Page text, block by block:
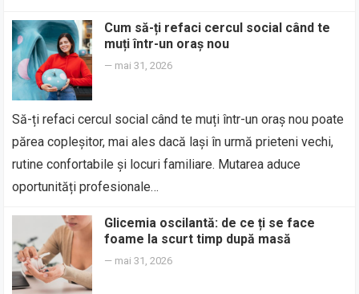
Cum să-ți refaci cercul social când te
muți într-un oraș nou
— mai 31, 2026
Să-ți refaci cercul social când te muți într-un oraș nou poate
părea copleșitor, mai ales dacă lași în urmă prieteni vechi,
rutine confortabile și locuri familiare. Mutarea aduce
oportunități profesionale…
Glicemia oscilantă: de ce ți se face
foame la scurt timp după masă
— mai 31, 2026